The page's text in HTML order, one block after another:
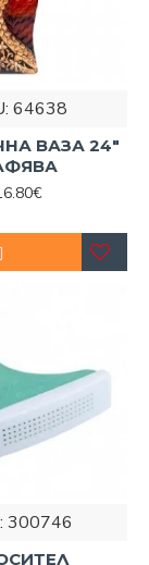
64638
ВАЗА 24"
300746